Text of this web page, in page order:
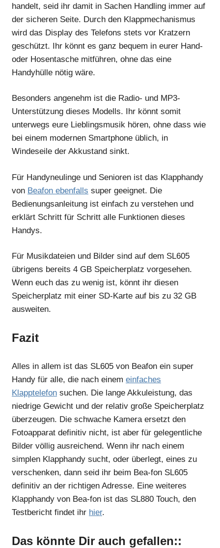
handelt, seid ihr damit in Sachen Handling immer auf
der sicheren Seite. Durch den Klappmechanismus
wird das Display des Telefons stets vor Kratzern
geschützt. Ihr könnt es ganz bequem in eurer Hand-
oder Hosentasche mitführen, ohne das eine
Handyhülle nötig wäre.
Besonders angenehm ist die Radio- und MP3-
Unterstützung dieses Modells. Ihr könnt somit
unterwegs eure Lieblingsmusik hören, ohne dass wie
bei einem modernen Smartphone üblich, in
Windeseile der Akkustand sinkt.
Für Handyneulinge und Senioren ist das Klapphandy
von Beafon ebenfalls super geeignet. Die
Bedienungsanleitung ist einfach zu verstehen und
erklärt Schritt für Schritt alle Funktionen dieses
Handys.
Für Musikdateien und Bilder sind auf dem SL605
übrigens bereits 4 GB Speicherplatz vorgesehen.
Wenn euch das zu wenig ist, könnt ihr diesen
Speicherplatz mit einer SD-Karte auf bis zu 32 GB
ausweiten.
Fazit
Alles in allem ist das SL605 von Beafon ein super
Handy für alle, die nach einem einfaches
Klapptelefon suchen. Die lange Akkuleistung, das
niedrige Gewicht und der relativ große Speicherplatz
überzeugen. Die schwache Kamera ersetzt den
Fotoapparat definitiv nicht, ist aber für gelegentliche
Bilder völlig ausreichend. Wenn ihr nach einem
simplen Klapphandy sucht, oder überlegt, eines zu
verschenken, dann seid ihr beim Bea-fon SL605
definitiv an der richtigen Adresse. Eine weiteres
Klapphandy von Bea-fon ist das SL880 Touch, den
Testbericht findet ihr hier.
Das könnte Dir auch gefallen::